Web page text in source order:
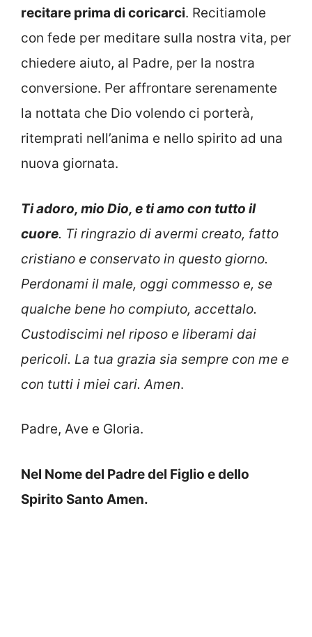
recitare prima di coricarci. Recitiamole
con fede per meditare sulla nostra vita, per
chiedere aiuto, al Padre, per la nostra
conversione. Per affrontare serenamente
la nottata che Dio volendo ci porterà,
ritemprati nell’anima e nello spirito ad una
nuova giornata.
Ti adoro, mio Dio, e ti amo con tutto il
cuore. Ti ringrazio di avermi creato, fatto
cristiano e conservato in questo giorno.
Perdonami il male, oggi commesso e, se
qualche bene ho compiuto, accettalo.
Custodiscimi nel riposo e liberami dai
pericoli. La tua grazia sia sempre con me e
con tutti i miei cari. Amen.
Padre, Ave e Gloria.
Nel Nome del Padre del Figlio e dello
Spirito Santo Amen.